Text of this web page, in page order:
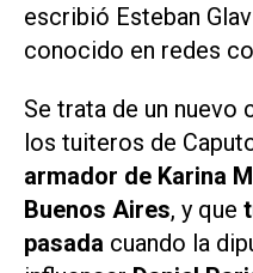
escribió Esteban
conocido en redes
Se trata de un nuevo
los tuiteros de
armador de Karina
Buenos Aires, y que
pasada cuando la